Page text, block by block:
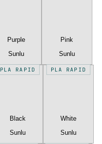
Purple
Sunlu
Pink
Sunlu
PLA RAPID
Black
Sunlu
PLA RAPID
White
Sunlu